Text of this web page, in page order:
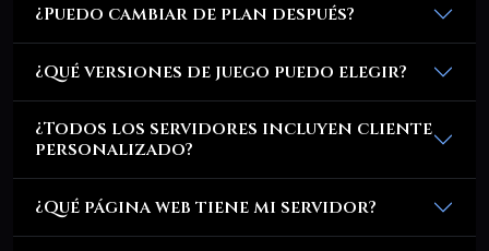
¿Puedo cambiar de plan después?
¿Qué versiones de juego puedo elegir?
¿Todos los servidores incluyen cliente
personalizado?
¿Qué página web tiene mi servidor?